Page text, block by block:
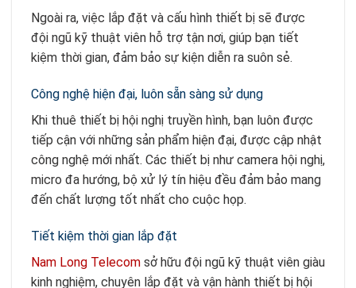
Ngoài ra, việc lắp đặt và cấu hình thiết bị sẽ được
đội ngũ kỹ thuật viên hỗ trợ tận nơi, giúp bạn tiết
kiệm thời gian, đảm bảo sự kiện diễn ra suôn sẻ.
Công nghệ hiện đại, luôn sẵn sàng sử dụng
Khi thuê thiết bị hội nghị truyền hình, bạn luôn được
tiếp cận với những sản phẩm hiện đại, được cập nhật
công nghệ mới nhất. Các thiết bị như camera hội nghị,
micro đa hướng, bộ xử lý tín hiệu đều đảm bảo mang
đến chất lượng tốt nhất cho cuộc họp.
Tiết kiệm thời gian lắp đặt
Nam Long Telecom sở hữu đội ngũ kỹ thuật viên giàu
kinh nghiệm, chuyên lắp đặt và vận hành thiết bị hội